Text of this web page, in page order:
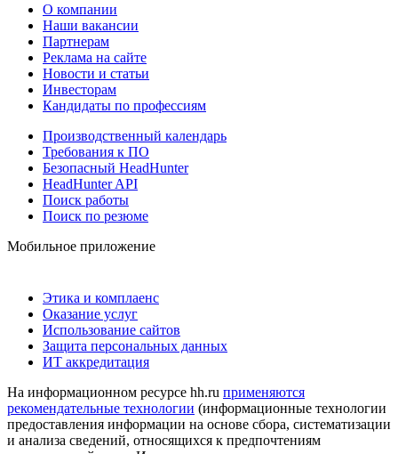
О компании
Наши вакансии
Партнерам
Реклама на сайте
Новости и статьи
Инвесторам
Кандидаты по профессиям
Производственный календарь
Требования к ПО
Безопасный HeadHunter
HeadHunter API
Поиск работы
Поиск по резюме
Мобильное приложение
Этика и комплаенс
Оказание услуг
Использование сайтов
Защита персональных данных
ИТ аккредитация
На информационном ресурсе hh.ru применяются
рекомендательные технологии (информационные технологии
предоставления информации на основе сбора, систематизации
и анализа сведений, относящихся к предпочтениям